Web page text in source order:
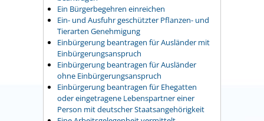
Ein Bürgerbegehren einreichen
Ein- und Ausfuhr geschützter Pflanzen- und
Tierarten Genehmigung
Einbürgerung beantragen für Ausländer mit
Einbürgerungsanspruch
Einbürgerung beantragen für Ausländer
ohne Einbürgerungsanspruch
Einbürgerung beantragen für Ehegatten
oder eingetragene Lebenspartner einer
Person mit deutscher Staatsangehörigkeit